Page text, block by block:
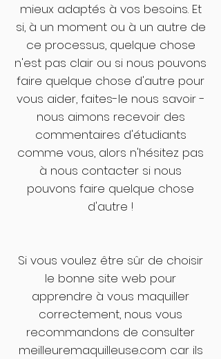
mieux adaptés à vos besoins. Et
si, à un moment ou à un autre de
ce processus, quelque chose
n'est pas clair ou si nous pouvons
faire quelque chose d'autre pour
vous aider, faites-le nous savoir -
nous aimons recevoir des
commentaires d'étudiants
comme vous, alors n'hésitez pas
à nous contacter si nous
pouvons faire quelque chose
d'autre !
Si vous voulez être sûr de choisir
le bonne site web pour
apprendre à vous maquiller
correctement, nous vous
recommandons de consulter
meilleuremaquilleuse.com car ils